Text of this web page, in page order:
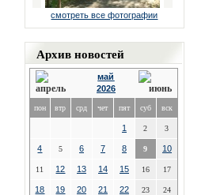
смотреть все фотографии
Архив новостей
май
2026
пон втр срд чет пят суб вск
1 2 3
4 5 6 7 8 9 10
11 12 13 14 15 16 17
18 19 20 21 22 23 24